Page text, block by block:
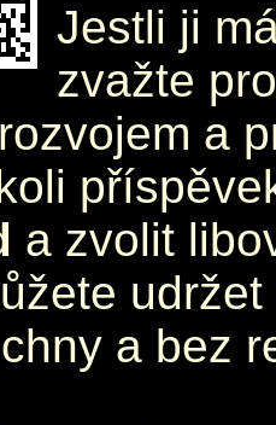
Jestli ji
zvažte
a
a zvolit
a bez